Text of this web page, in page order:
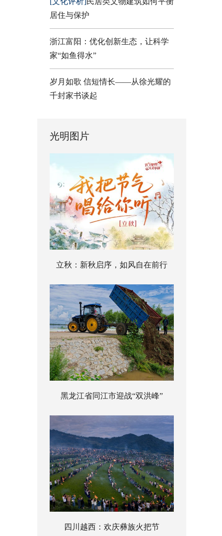
居住与保护
浙江富阳：优化创新生态，让科学
家“如鱼得水”
岁月如歌 信短情长——从徐光耀的
千封家书谈起
光明图片
立秋：新秋启序，如风自在前行
黑龙江省同江市迎战“双洪峰”
四川越西：欢庆彝族火把节